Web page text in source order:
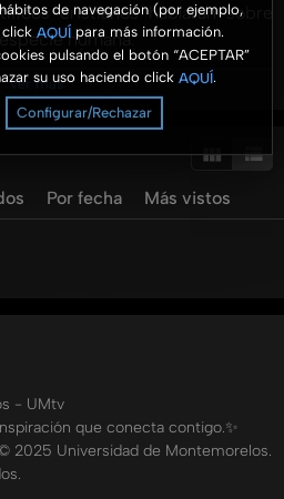
de navegación (por ejemplo,
click AQUÍ para más información.
pulsando el botón “ACEPTAR”
su uso haciendo click AQUÍ.
Configurar/Rechazar
cristianos hablarán sobre
humana.
de la relación entre un
De ahí, la importancia de los
y algunas veces por miedo al
de la Comunicación y
oficial en: https://grisdadia.org/
Ver más
Por fecha
Más vistos
- UMtv
que conecta contigo.✨
2025 Universidad de Montemorelos.